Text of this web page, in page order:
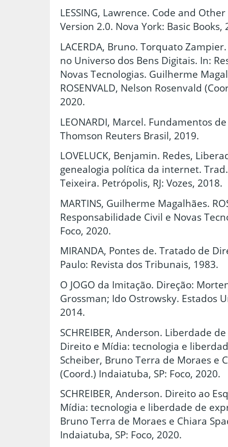
LESSING, Lawrence. Code and
Version 2.0. Nova York: Basic Books,
LACERDA, Bruno. Torquato
no Universo dos Bens Digitais. In:
Novas Tecnologias. Guilherme
ROSENVALD, Nelson Rosenvald
2020.
LEONARDI, Marcel. Fundamentos
Thomson Reuters Brasil, 2019.
LOVELUCK, Benjamin. Redes,
genealogia política da internet.
Teixeira. Petrópolis, RJ: Vozes, 2018.
MARTINS, Guilherme Magalhães.
Responsabilidade Civil e Novas
Foco, 2020.
MIRANDA, Pontes de. Tratado de
Paulo: Revista dos Tribunais, 1983.
O JOGO da Imitação. Direção:
Grossman; Ido Ostrowsky. Estados
2014.
SCHREIBER, Anderson. Liberdade
Direito e Mídia: tecnologia e
Scheiber, Bruno Terra de Moraes e
(Coord.) Indaiatuba, SP: Foco, 2020.
SCHREIBER, Anderson. Direito ao
Mídia: tecnologia e liberdade de
Bruno Terra de Moraes e Chiara
Indaiatuba, SP: Foco, 2020.